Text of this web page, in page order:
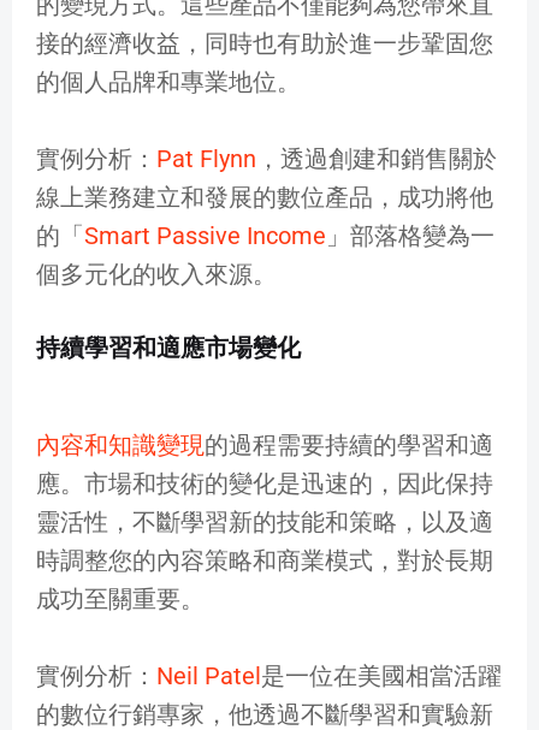
接的經濟收益，同時也有助於進一步鞏固您
的個人品牌和專業地位。
實例分析： Pat Flynn ，透過創建和銷售關於
線上業務建立和發展的數位產品，成功將他
的「Smart Passive Income 」部落格變為一
個多元化的收入來源。
持續學習和適應市場變化
內容和知識變現的過程需要持續的學習和適
應。市場和技術的變化是迅速的，因此保持
靈活性，不斷學習新的技能和策略，以及適
時調整您的內容策略和商業模式，對於長期
成功至關重要。
實例分析： Neil Patel是一位在美國相當活躍
的數位行銷專家，他透過不斷學習和實驗新